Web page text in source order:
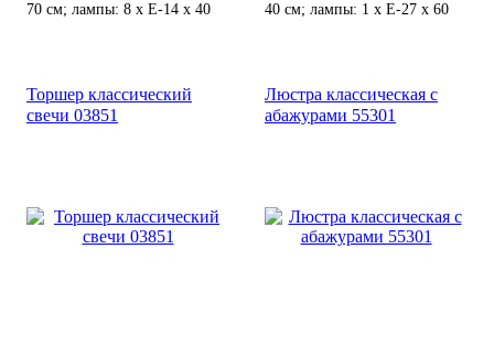
70 см; лампы: 8 х Е-14 х 40
40 см; лампы: 1 х Е-27 х 60
Торшер классический
свечи 03851
Люстра классическая с
абажурами 55301